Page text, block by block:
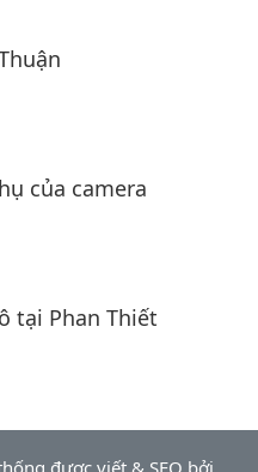
của camera
tại Phan Thiết